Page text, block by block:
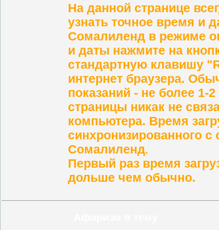
На данной странице
узнать точное время и
Сомалиленд в режиме
и даты нажмите на
стандартную клавишу
интернет браузера.
показаний - не более 1-
страницы никак не
компьютера. Время
синхронизированного
Сомалиленд.
Первый раз время
дольше чем обычно.